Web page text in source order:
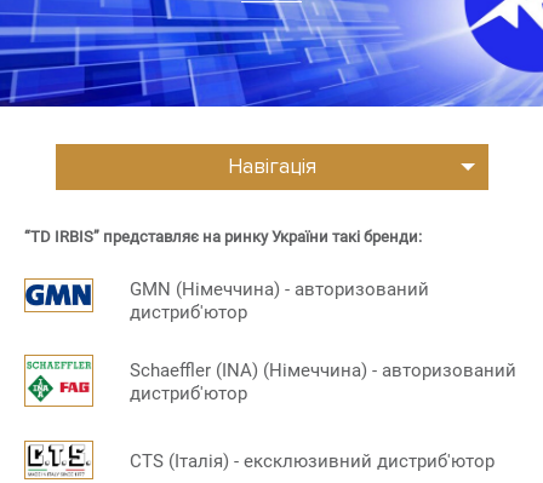
Навігація
“TD IRBIS” представляє на ринку України такі бренди:
GMN (Німеччина) - авторизований
дистриб'ютор
Schaeffler (INA) (Німеччина) - авторизований
дистриб'ютор
CTS (Італія) - ексклюзивний дистриб'ютор